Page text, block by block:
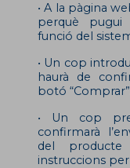
• A la pàgina
perquè
funció del
• Un cop
haurà de
botó
• Un cop
confirmarà
del
instruccions per